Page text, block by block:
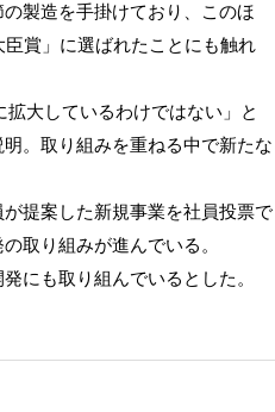
製造を手掛けており、このほ
賞」に選ばれたことにも触れ
大しているわけではない」と
。取り組みを重ねる中で新たな
提案した新規事業を社員投票で
取り組みが進んでいる。
にも取り組んでいるとした。